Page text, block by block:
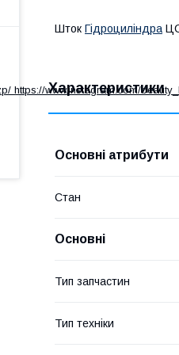
Шток Гідроциліндра
Характеристики
Основні атрибути
Стан
Основні
Тип запчастин
Тип техніки
https://www.instagram.com/